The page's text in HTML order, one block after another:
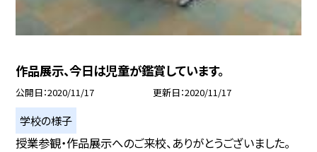
作品展示、今日は児童が鑑賞しています。
公開日 2020/11/17 更新日 2020/11/17
学校の様子
授業参観・作品展示へのご来校、ありがとうございました。